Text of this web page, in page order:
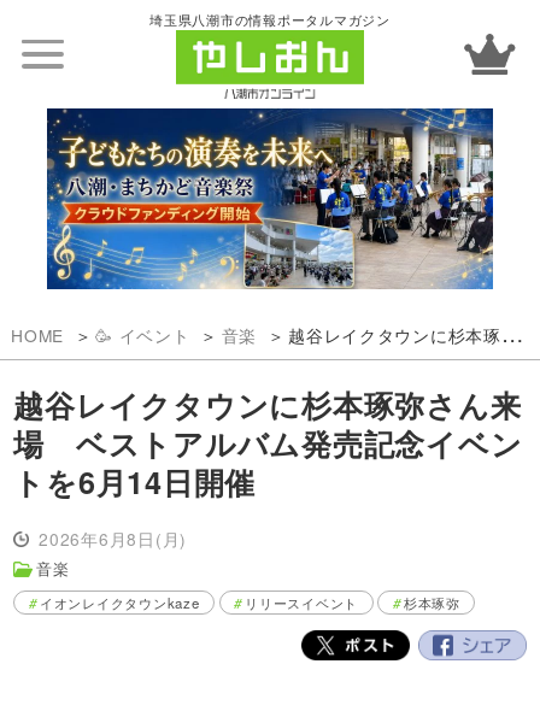
埼玉県八潮市の情報ポータルマガジン
HOME 🥳 イベント 音楽 越谷レイクタウンに杉本琢弥さん来場 ベストアルバム発売記念イベントを6月14日開催
越谷レイクタウンに杉本琢弥さん来
場 ベストアルバム発売記念イベン
トを6月14日開催
2026年6月8日(月)
音楽
イオンレイクタウンkaze リリースイベント 杉本琢弥